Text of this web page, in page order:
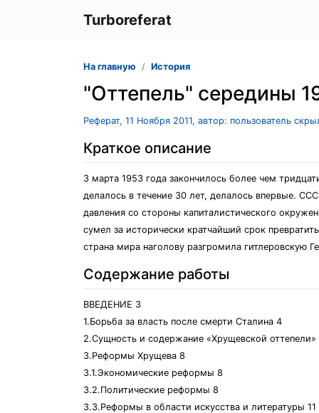
Turboreferat
На главную История
"Оттепель" середины
Реферат, 11 Ноября 2011, автор: пользователь
Краткое описание
3 марта 1953 года закончилось более чем
делалось в течение 30 лет, делалось впервые.
давления со стороны капиталистического
сумел за исторически кратчайший срок
страна мира наголову разгромила гитлеровскую
Содержание работы
ВВЕДЕНИЕ 3
1.Борьба за власть после смерти Сталина 4
2.Сущность и содержание «Хрущевской оттепели»
3.Реформы Хрущева 8
3.1.Экономические реформы 8
3.2.Политические реформы 8
3.3.Реформы в области искусства и литературы 11